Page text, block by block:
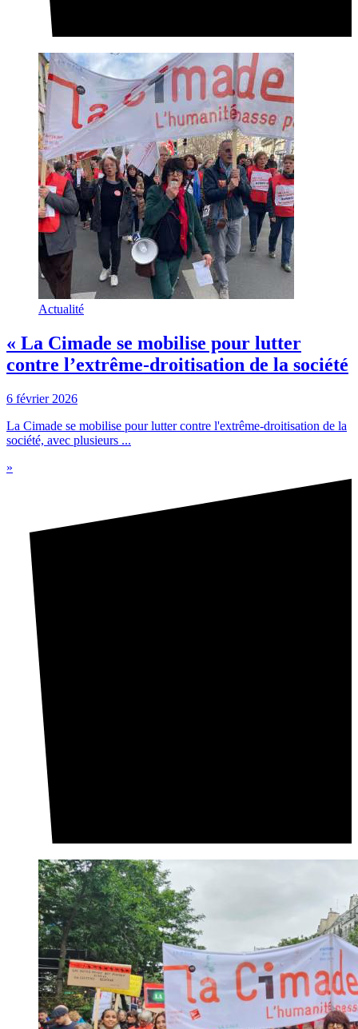
Actualité
« La Cimade se mobilise pour lutter
contre l’extrême-droitisation de la société
6 février 2026
La Cimade se mobilise pour lutter contre l'extrême-droitisation de la
société, avec plusieurs ...
»